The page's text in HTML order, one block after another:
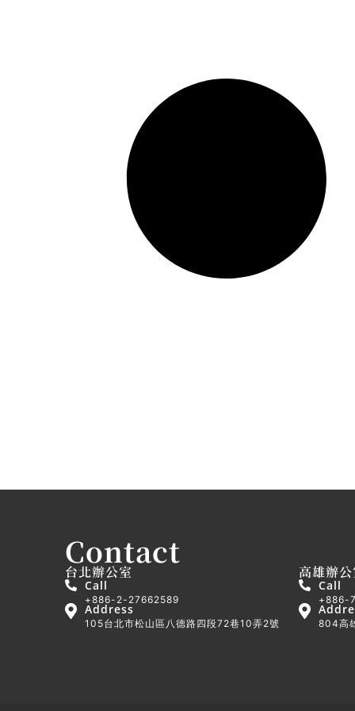
Contact
台北辦公室
Call
+886-2-27662589
Address
105台北市松山區八德路四段72巷10弄2號
高雄辦
Call
+886-
804高